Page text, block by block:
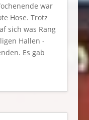
war
Hose. Trotz
sich was Rang
Hallen -
Es gab